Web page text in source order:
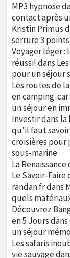
MP3 hypnose
contact après
Kristin Primus
serrure 3 points
Voyager léger :
réussi!dans
pour un séjour
Les routes de
en camping-car
un séjour en
Investir dans
qu’il faut
croisières pour
sous-marine
La
Le Savoir-
randan.frdans
quels
Découvrez
en 5 Joursdans
un séjour
Les safaris
vie sauvage